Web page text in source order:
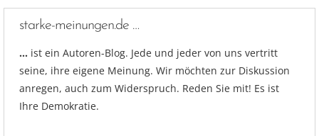
starke-meinungen.de …
… ist ein Autoren-Blog. Jede und jeder von uns vertritt
seine, ihre eigene Meinung. Wir möchten zur Diskussion
anregen, auch zum Widerspruch. Reden Sie mit! Es ist
Ihre Demokratie.